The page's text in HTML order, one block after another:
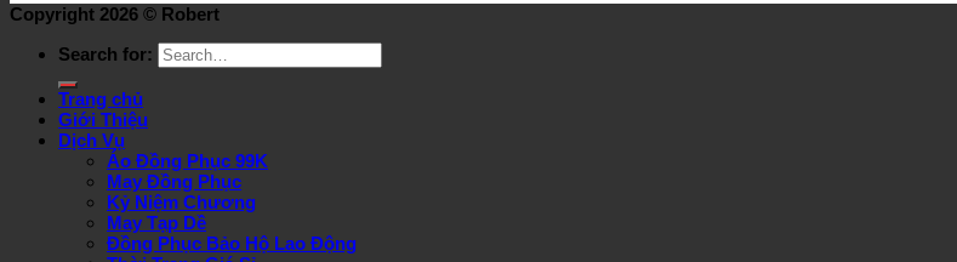
Copyright 2026 © Robert
Search for:
Trang chủ
Giới Thiệu
Dịch Vụ
Áo Đồng Phục 99K
May Đồng Phục
Kỷ Niệm Chương
May Tạp Dề
Đồng Phục Bảo Hộ Lao Động